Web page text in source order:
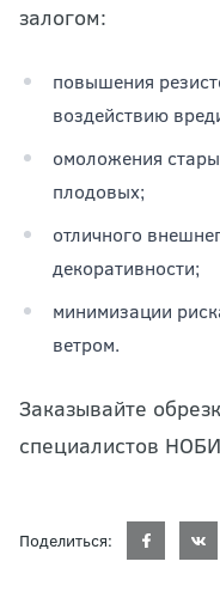
залогом:
повышения
воздействию
омоложения
плодовых;
отличного
декоративности;
минимизации
ветром.
Заказывайте
специалистов
Поделиться: